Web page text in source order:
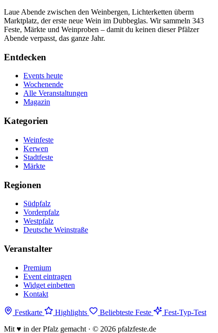
Laue Abende zwischen den Weinbergen, Lichterketten überm
Marktplatz, der erste neue Wein im Dubbeglas. Wir sammeln 343
Feste, Märkte und Weinproben – damit du keinen dieser Pfälzer
Abende verpasst, das ganze Jahr.
Entdecken
Events heute
Wochenende
Alle Veranstaltungen
Magazin
Kategorien
Weinfeste
Kerwen
Stadtfeste
Märkte
Regionen
Südpfalz
Vorderpfalz
Westpfalz
Deutsche Weinstraße
Veranstalter
Premium
Event eintragen
Widget einbetten
Kontakt
Festkarte Highlights Beliebteste Feste
Fest-Typ-Test
Mit ♥ in der Pfalz gemacht · © 2026 pfalzfeste.de